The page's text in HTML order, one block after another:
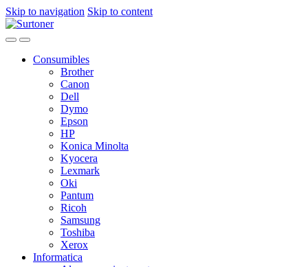
Skip to navigation Skip to content
Consumibles
Brother
Canon
Dell
Dymo
Epson
HP
Konica Minolta
Kyocera
Lexmark
Oki
Pantum
Ricoh
Samsung
Toshiba
Xerox
Informatica